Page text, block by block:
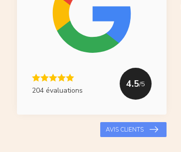
204 évaluations
4.5/5
AVIS CLIENTS